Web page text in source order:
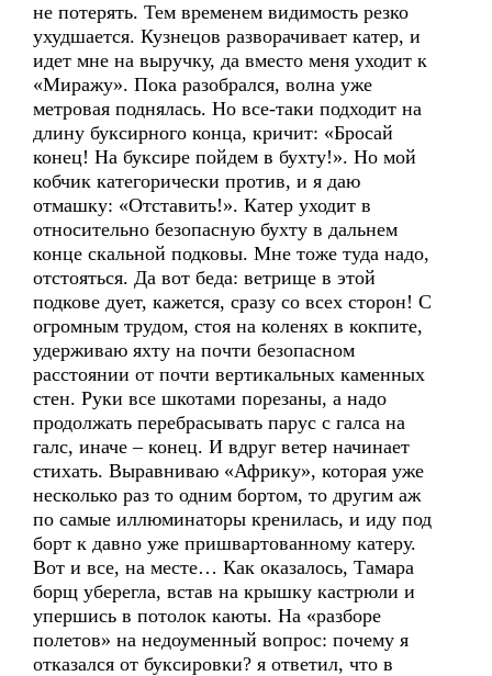
не потерять. Тем временем видимость резко
ухудшается. Кузнецов разворачивает катер, и
идет мне на выручку, да вместо меня уходит к
«Миражу». Пока разобрался, волна уже
метровая поднялась. Но все-таки подходит на
длину буксирного конца, кричит: «Бросай
конец! На буксире пойдем в бухту!». Но мой
кобчик категорически против, и я даю
отмашку: «Отставить!». Катер уходит в
относительно безопасную бухту в дальнем
конце скальной подковы. Мне тоже туда надо,
отстояться. Да вот беда: ветрище в этой
подкове дует, кажется, сразу со всех сторон! С
огромным трудом, стоя на коленях в кокпите,
удерживаю яхту на почти безопасном
расстоянии от почти вертикальных каменных
стен. Руки все шкотами порезаны, а надо
продолжать перебрасывать парус с галса на
галс, иначе – конец. И вдруг ветер начинает
стихать. Выравниваю «Африку», которая уже
несколько раз то одним бортом, то другим аж
по самые иллюминаторы кренилась, и иду под
борт к давно уже пришвартованному катеру.
Вот и все, на месте… Как оказалось, Тамара
борщ уберегла, встав на крышку кастрюли и
упершись в потолок каюты. На «разборе
полетов» на недоуменный вопрос: почему я
отказался от буксировки? я ответил, что в